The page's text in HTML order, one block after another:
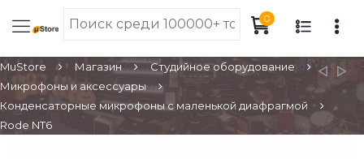
0
MuStore Магазин
Студийное оборудование
Микрофоны и аксессуары
Конденсаторные микрофоны с маленькой диафрагмой
Rode NT6